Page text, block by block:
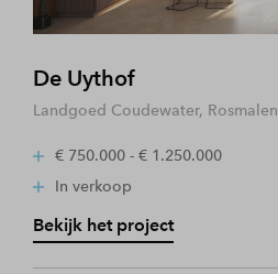
De Uythof
Landgoed Coudewater, Rosmalen
€ 750.000 - € 1.250.000
In verkoop
Bekijk het project